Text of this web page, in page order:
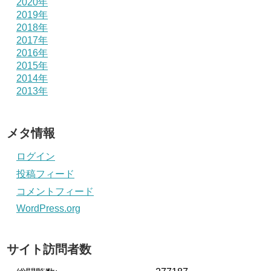
2020年
2019年
2018年
2017年
2016年
2015年
2014年
2013年
メタ情報
ログイン
投稿フィード
コメントフィード
WordPress.org
サイト訪問者数